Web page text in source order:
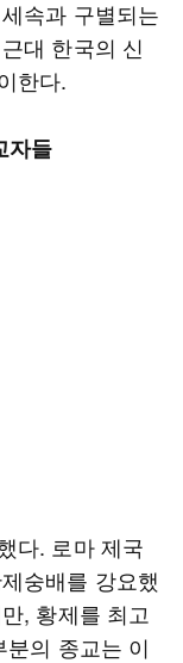
속과 구별되는
대 한국의 신
한다.
자들
다. 로마 제국
숭배를 강요했
, 황제를 최고
의 종교는 이